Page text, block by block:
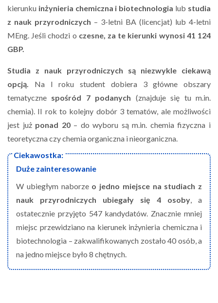
kierunku inżynieria chemiczna i biotechnologia lub studia
z nauk przyrodniczych – 3-letni BA (licencjat) lub 4-letni
MEng. Jeśli chodzi o czesne, za te kierunki wynosi 41 124
GBP.
Studia z nauk przyrodniczych są niezwykle ciekawą
opcją. Na I roku student dobiera 3 główne obszary
tematyczne spośród 7 podanych (znajduje się tu m.in.
chemia). II rok to kolejny dobór 3 tematów, ale możliwości
jest jużponad 20– do wyboru są m.in. chemia fizyczna i
teoretyczna czy chemia organiczna i nieorganiczna.
Duże zainteresowanie
W ubiegłym naborzeo jedno miejsce na studiach z
nauk przyrodniczych ubiegały się 4 osoby, a
ostatecznie przyjęto 547 kandydatów. Znacznie mniej
miejsc przewidziano na kierunek inżynieria chemiczna i
biotechnologia – zakwalifikowanych zostało 40 osób, a
na jedno miejsce było 8 chętnych.